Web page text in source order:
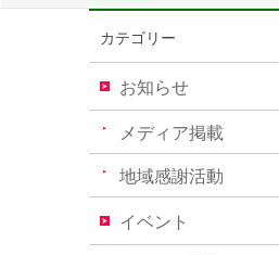
カテゴリー
お知らせ
メディア掲載
地域感謝活動
イベント